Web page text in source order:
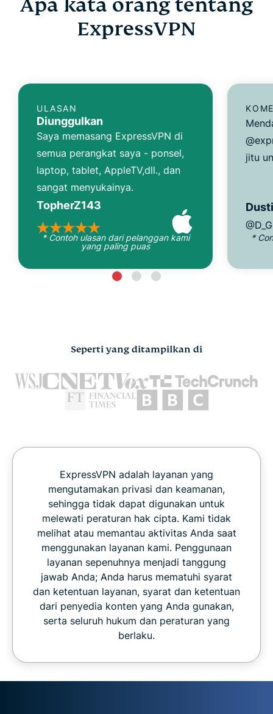
Apa kata orang tentang
ExpressVPN
ULASAN
Diunggulkan
Saya memasang ExpressVPN di
semua perangkat saya - ponsel,
laptop, tablet, AppleTV,dll., dan
sangat menyukainya.
TopherZ143
* Contoh ulasan dari pelanggan kami
yang paling puas
jitu
*
Seperti yang ditampilkan di
ExpressVPN adalah layanan yang
mengutamakan privasi dan keamanan,
sehingga tidak dapat digunakan untuk
melewati peraturan hak cipta. Kami tidak
melihat atau memantau aktivitas Anda saat
menggunakan layanan kami. Penggunaan
layanan sepenuhnya menjadi tanggung
jawab Anda; Anda harus mematuhi syarat
dan ketentuan layanan, syarat dan ketentuan
dari penyedia konten yang Anda gunakan,
serta seluruh hukum dan peraturan yang
berlaku.